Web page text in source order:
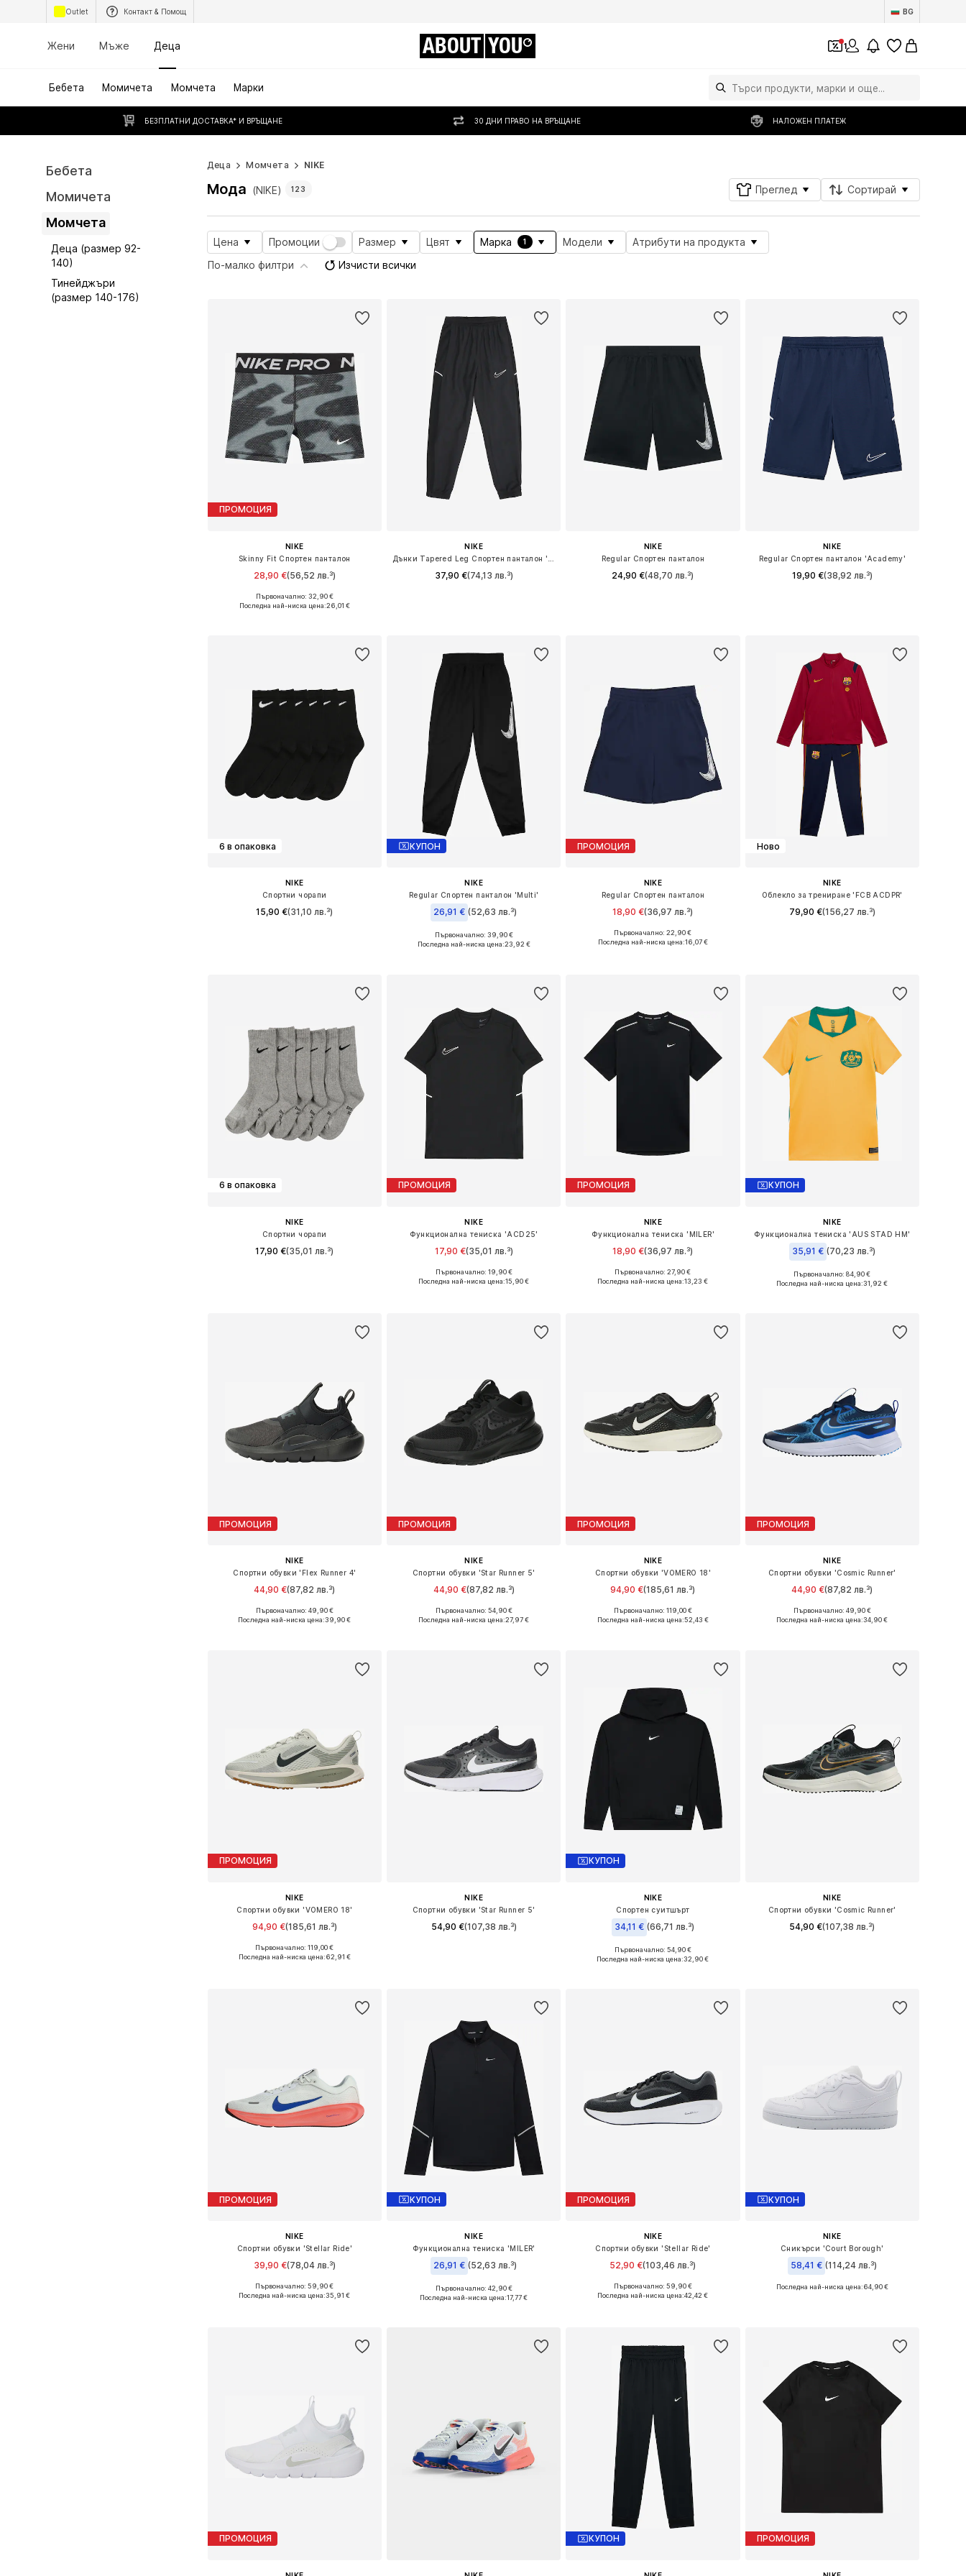
Outlet Контакт & Помощ BG
Жени Мъже Деца ABOUT YOU 1
Бебета Момичета Момчета Марки
БЕЗПЛАТНИ ДОСТАВКА* И ВРЪЩАНЕ 30 ДНИ ПРАВО НА ВРЪЩАНЕ НАЛОЖЕН ПЛАТЕЖ
Бебета
Момичета
Момчета
Деца (размер 92-
140)
Тинейджъри
(размер 140-176)
Деца Момчета NIKE
Мода (NIKE) 123 Преглед Сортирай
Цена Промоции Размер Цвят Марка 1 Модели
Атрибути на продукта
По-малко филтри
Изчисти всички
ПРОМОЦИЯ
NIKE
Skinny Fit Спортен панталон
28,90 €(56,52 лв.³)
Първоначално: 32,90 €
Последна най-ниска цена:26,01 €
NIKE
37,90 €(74,13 лв.³)
NIKE
Regular Спортен панталон
24,90 €(48,70 лв.³)
NIKE
Regular Спортен панталон 'Academy'
19,90 €(38,92 лв.³)
6 в опаковка
NIKE
Спортни чорапи
15,90 €(31,10 лв.³)
КУПОН
NIKE
Regular Спортен панталон 'Multi'
26,91 € (52,63 лв.³)
Първоначално: 39,90 €
Последна най-ниска цена:23,92 €
ПРОМОЦИЯ
NIKE
Regular Спортен панталон
18,90 €(36,97 лв.³)
Предлага се в много размери
Първоначално: 22,90 €
Последна най-ниска цена:16,07 €
Ново
NIKE
Облекло за трениране 'FCB ACDPR'
79,90 €(156,27 лв.³)
6 в опаковка
NIKE
Спортни чорапи
17,90 €(35,01 лв.³)
ПРОМОЦИЯ
NIKE
Функционална тениска 'ACD25'
17,90 €(35,01 лв.³)
Първоначално: 19,90 €
Последна най-ниска цена:15,90 €
ПРОМОЦИЯ
NIKE
Функционална тениска 'MILER'
18,90 €(36,97 лв.³)
Първоначално: 27,90 €
Последна най-ниска цена:13,23 €
КУПОН
NIKE
Функционална тениска 'AUS STAD HM'
35,91 € (70,23 лв.³)
Първоначално: 84,90 €
Последна най-ниска цена:31,92 €
ПРОМОЦИЯ
NIKE
Спортни обувки 'Flex Runner 4'
44,90 €(87,82 лв.³)
Предлага се в много размери
Първоначално: 49,90 €
Последна най-ниска цена:39,90 €
ПРОМОЦИЯ
NIKE
Спортни обувки 'Star Runner 5'
44,90 €(87,82 лв.³)
Предлага се в много размери
Първоначално: 54,90 €
Последна най-ниска цена:27,97 €
ПРОМОЦИЯ
NIKE
Спортни обувки 'VOMERO 18'
94,90 €(185,61 лв.³)
+2
Предлага се в много размери
Първоначално: 119,00 €
Последна най-ниска цена:52,43 €
ПРОМОЦИЯ
NIKE
Спортни обувки 'Cosmic Runner'
44,90 €(87,82 лв.³)
Първоначално: 49,90 €
Последна най-ниска цена:34,90 €
ПРОМОЦИЯ
NIKE
Спортни обувки 'VOMERO 18'
94,90 €(185,61 лв.³)
+2
Предлага се в много размери
Първоначално: 119,00 €
Последна най-ниска цена:62,91 €
NIKE
Спортни обувки 'Star Runner 5'
54,90 €(107,38 лв.³)
КУПОН
NIKE
Спортен суитшърт
34,11 € (66,71 лв.³)
Първоначално: 54,90 €
Последна най-ниска цена:32,90 €
NIKE
Спортни обувки 'Cosmic Runner'
54,90 €(107,38 лв.³)
ПРОМОЦИЯ
NIKE
Спортни обувки 'Stellar Ride'
39,90 €(78,04 лв.³)
+1
Предлага се в много размери
Първоначално: 59,90 €
Последна най-ниска цена:35,91 €
КУПОН
NIKE
Функционална тениска 'MILER'
26,91 € (52,63 лв.³)
Първоначално: 42,90 €
Последна най-ниска цена:17,77 €
ПРОМОЦИЯ
NIKE
Спортни обувки 'Stellar Ride'
52,90 €(103,46 лв.³)
+1
Предлага се в много размери
Първоначално: 59,90 €
Последна най-ниска цена:42,42 €
КУПОН
NIKE
Сникърси 'Court Borough'
58,41 € (114,24 лв.³)
Предлага се в много размери
Последна най-ниска цена:64,90 €
ПРОМОЦИЯ КУПОН ПРОМОЦИЯ